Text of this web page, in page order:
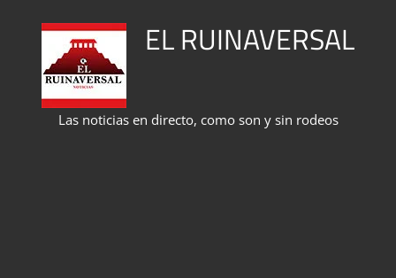
contenido
EL RUINAVERSAL
Las noticias en directo, como son y sin rodeos